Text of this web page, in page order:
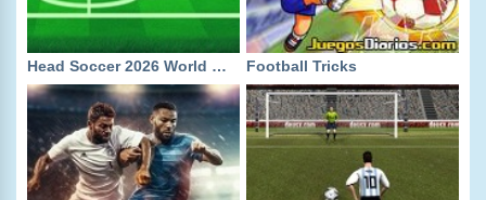
Head Soccer 2026 World Cup Football Tricks